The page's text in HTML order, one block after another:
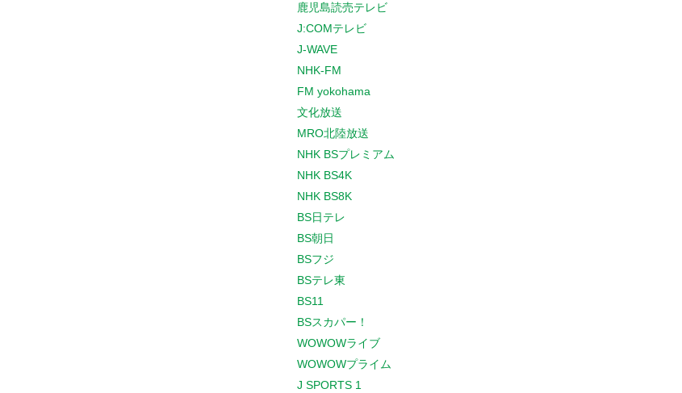
鹿児島読売テレビ
J:COMテレビ
J-WAVE
NHK-FM
FM yokohama
文化放送
MRO北陸放送
NHK BSプレミアム
NHK BS4K
NHK BS8K
BS日テレ
BS朝日
BSフジ
BSテレ東
BS11
BSスカパー！
WOWOWライブ
WOWOWプライム
J SPORTS 1